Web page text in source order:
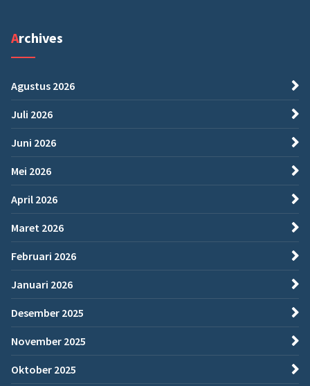
Archives
Agustus 2026
Juli 2026
Juni 2026
Mei 2026
April 2026
Maret 2026
Februari 2026
Januari 2026
Desember 2025
November 2025
Oktober 2025